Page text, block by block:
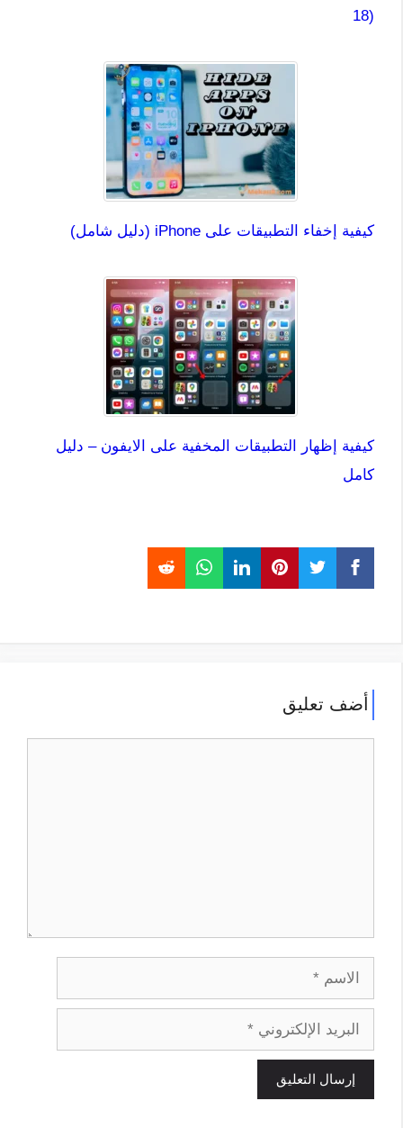
18)
كيفية إخفاء التطبيقات على iPhone (دليل شامل)
كيفية إظهار التطبيقات المخفية على الايفون – دليل
كامل
أضف تعليق
الاسم
البريد
الإلكتروني